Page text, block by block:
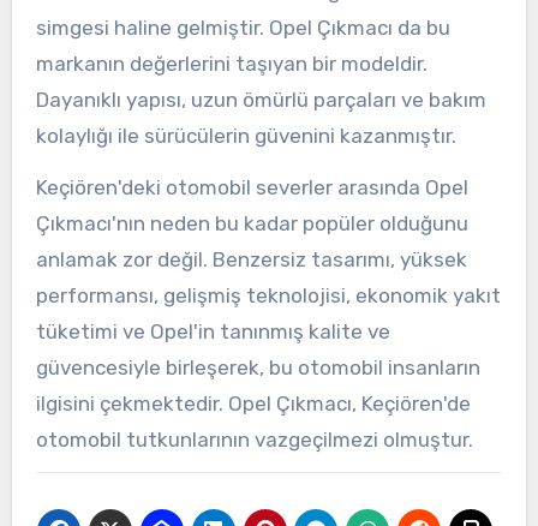
simgesi haline gelmiştir. Opel Çıkmacı da bu
markanın değerlerini taşıyan bir modeldir.
Dayanıklı yapısı, uzun ömürlü parçaları ve bakım
kolaylığı ile sürücülerin güvenini kazanmıştır.
Keçiören'deki otomobil severler arasında Opel
Çıkmacı'nın neden bu kadar popüler olduğunu
anlamak zor değil. Benzersiz tasarımı, yüksek
performansı, gelişmiş teknolojisi, ekonomik yakıt
tüketimi ve Opel'in tanınmış kalite ve
güvencesiyle birleşerek, bu otomobil insanların
ilgisini çekmektedir. Opel Çıkmacı, Keçiören'de
otomobil tutkunlarının vazgeçilmezi olmuştur.